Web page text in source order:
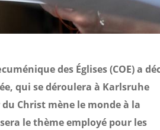
des Églises (COE) a
qui se déroulera à Karlsruhe
du Christ mène le monde à la
le thème employé pour les